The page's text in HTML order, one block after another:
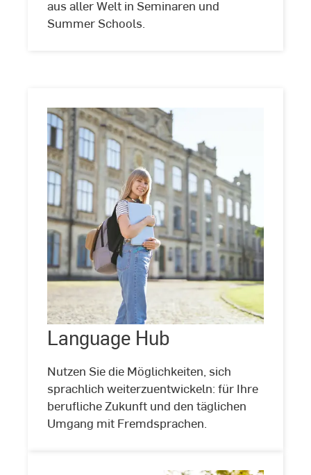
aus aller Welt in Seminaren und
Summer Schools.
©Stock
Language Hub
Nutzen Sie die Möglichkeiten, sich
sprachlich weiterzuentwickeln: für Ihre
berufliche Zukunft und den täglichen
Umgang mit Fremdsprachen.
Language